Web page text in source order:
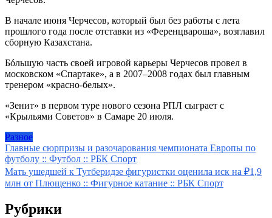
В начале июня Черчесов, который был без работы с лета
прошлого года после отставки из «Ференцвароша», возглавил
сборную Казахстана.
Бóльшую часть своей игровой карьеры Черчесов провел в
московском «Спартаке», а в 2007–2008 годах был главным
тренером «красно-белых».
«Зенит» в первом туре нового сезона РПЛ сыграет с
«Крыльями Советов» в Самаре 20 июля.
Разное
Навигация
по
записям
Главные сюрпризы и разочарования чемпионата Европы по
футболу :: Футбол :: РБК Спорт
Мать ушедшей к Тутберидзе фигуристки оценила иск на ₽1,9
млн от Плющенко :: Фигурное катание :: РБК Спорт
Рубрики